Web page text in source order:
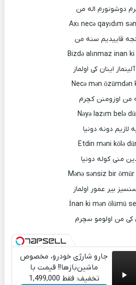
دوشونورم اله من
Axı necə qayıdım
قاییدیم سنه من
Bizdə alınmaz inan
اینان کی اولماز
Necə mən özümdən
من اوزومنن کچرم
Nəyə lazım belə
لازیم دونه دونیا
Etdin məni kölə
منی کوله دونیا
Mənə sənsiz bir
بیر عمور اولماز
İnan ki mən ölümü
کی من اولومو سچرم
جارو شارژی خودرو، مخصوص
ماشین‌باز‌ها!! قیمت با
تخفیف: فقط 1,499,000